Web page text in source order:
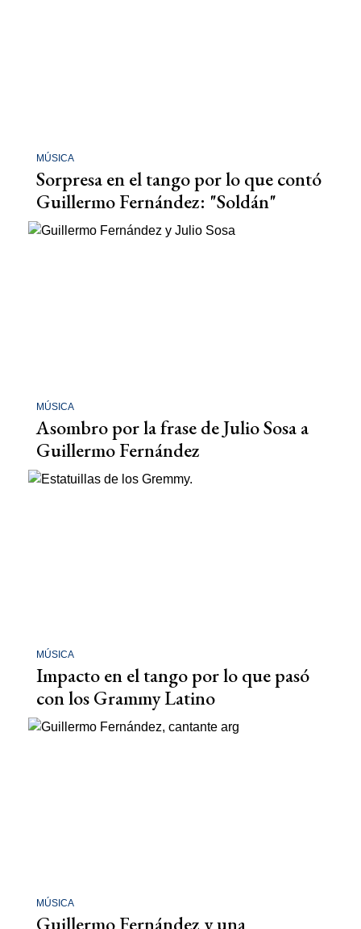
MÚSICA
Sorpresa en el tango por lo que contó
Guillermo Fernández: "Soldán"
MÚSICA
Asombro por la frase de Julio Sosa a
Guillermo Fernández
MÚSICA
Impacto en el tango por lo que pasó
con los Grammy Latino
MÚSICA
Guillermo Fernández y una